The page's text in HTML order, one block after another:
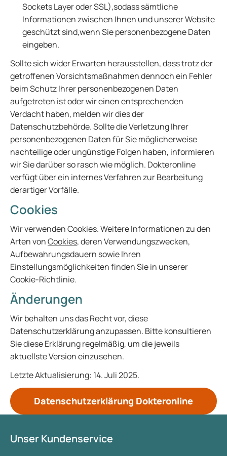
Sockets Layer oder SSL),sodass sämtliche
Informationen zwischen Ihnen und unserer Website
geschützt sind,wenn Sie personenbezogene Daten
eingeben.
Sollte sich wider Erwarten herausstellen, dass trotz der
getroffenen Vorsichtsmaßnahmen dennoch ein Fehler
beim Schutz Ihrer personenbezogenen Daten
aufgetreten ist oder wir einen entsprechenden
Verdacht haben, melden wir dies der
Datenschutzbehörde. Sollte die Verletzung Ihrer
personenbezogenen Daten für Sie möglicherweise
nachteilige oder ungünstige Folgen haben, informieren
wir Sie darüber so rasch wie möglich. Dokteronline
verfügt über ein internes Verfahren zur Bearbeitung
derartiger Vorfälle.
Cookies
Wir verwenden Cookies. Weitere Informationen zu den
Arten vonCookies, deren Verwendungszwecken,
Aufbewahrungsdauern sowie Ihren
Einstellungsmöglichkeiten finden Sie in unserer
Cookie-Richtlinie.
Änderungen
Wir behalten uns das Recht vor, diese
Datenschutzerklärung anzupassen. Bitte konsultieren
Sie diese Erklärung regelmäßig, um die jeweils
aktuellste Version einzusehen.
Letzte Aktualisierung: 14. Juli 2025.
Datenschutzerklärung Dokteronline
Unser Kundenservice